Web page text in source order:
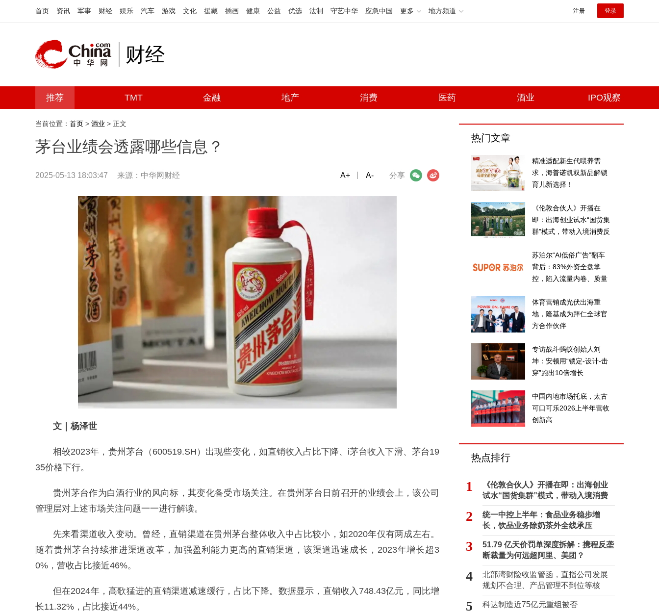
首页 资讯 军事 财经 娱乐 汽车 游戏 文化 援藏 插画 健康 公益 优选 法制 守艺中华 应急中国 更多 地方频道 注册 登录
财经
推荐 TMT 金融 地产 消费 医药 酒业 IPO观察
当前位置： 首页 > 酒业 > 正文
茅台业绩会透露哪些信息？
2025-05-13 18:03:47 来源：中华网财经 分享
微信 微博
A+ A-
文｜杨泽世
相较2023年，贵州茅台（600519.SH）出现些变化，如直销收入占比下降、i茅台收入下滑、茅台19
35价格下行。
贵州茅台作为白酒行业的风向标，其变化备受市场关注。在贵州茅台日前召开的业绩会上，该公司
管理层对上述市场关注问题一一进行解读。
先来看渠道收入变动。曾经，直销渠道在贵州茅台整体收入中占比较小，如2020年仅有两成左右。
随着贵州茅台持续推进渠道改革，加强盈利能力更高的直销渠道，该渠道迅速成长，2023年增长超3
0%，营收占比接近46%。
但在2024年，高歌猛进的直销渠道减速缓行，占比下降。数据显示，直销收入748.43亿元，同比增
长11.32%，占比接近44%。
热门文章
精准适配新生代喂养需
求，海普诺凯双新品解锁
育儿新选择！
《伦敦合伙人》开播在
即：出海创业试水“国货集
群”模式，带动入境消费反
苏泊尔“AI低俗广告”翻车
背后：83%外资全盘掌
控，陷入流量内卷、质量
体育营销成光伏出海重
地，隆基成为拜仁全球官
方合作伙伴
专访战斗蚂蚁创始人刘
坤：安顿用“锁定-设计-击
穿”跑出10倍增长
中国内地市场托底，太古
可口可乐2026上半年营收
创新高
热点排行
1
《伦敦合伙人》开播在即：出海创业
试水“国货集群”模式，带动入境消费
反向种草
2
统一中控上半年：食品业务稳步增
长，饮品业务除奶茶外全线承压
3
51.79 亿天价罚单深度拆解：携程反垄
断裁量为何远超阿里、美团？
4
北部湾财险收监管函，直指公司发展
规划不合理、产品管理不到位等核
心“痛点”
5 科达制造近75亿元重组被否